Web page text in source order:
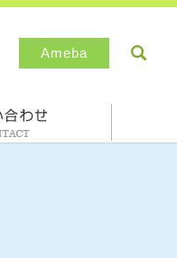
Ameba